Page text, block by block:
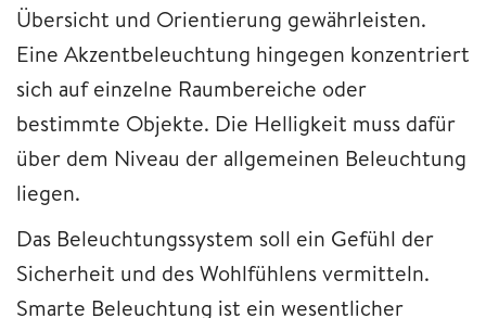
Übersicht und Orientierung gewährleisten.
Eine Akzentbeleuchtung hingegen konzentriert
sich auf einzelne Raumbereiche oder
bestimmte Objekte. Die Helligkeit muss dafür
über dem Niveau der allgemeinen Beleuchtung
liegen.
Das Beleuchtungssystem soll ein Gefühl der
Sicherheit und des Wohlfühlens vermitteln.
Smarte Beleuchtung ist ein wesentlicher